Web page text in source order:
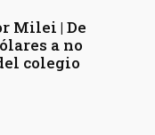
Milei | De
a no
colegio